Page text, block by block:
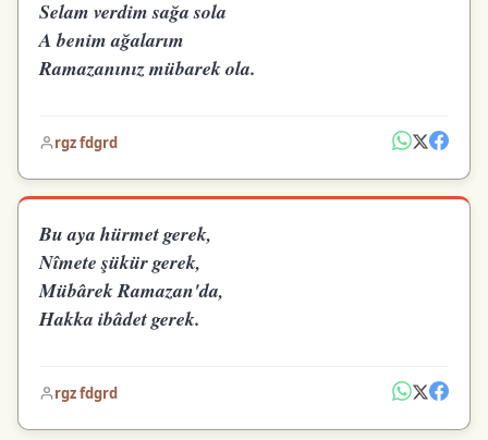
Selam verdim sağa sola
A benim ağalarım
Ramazanınız mübarek ola.
rgz fdgrd
Bu aya hürmet gerek,
Nîmete şükür gerek,
Mübârek Ramazan'da,
Hakka ibâdet gerek.
rgz fdgrd